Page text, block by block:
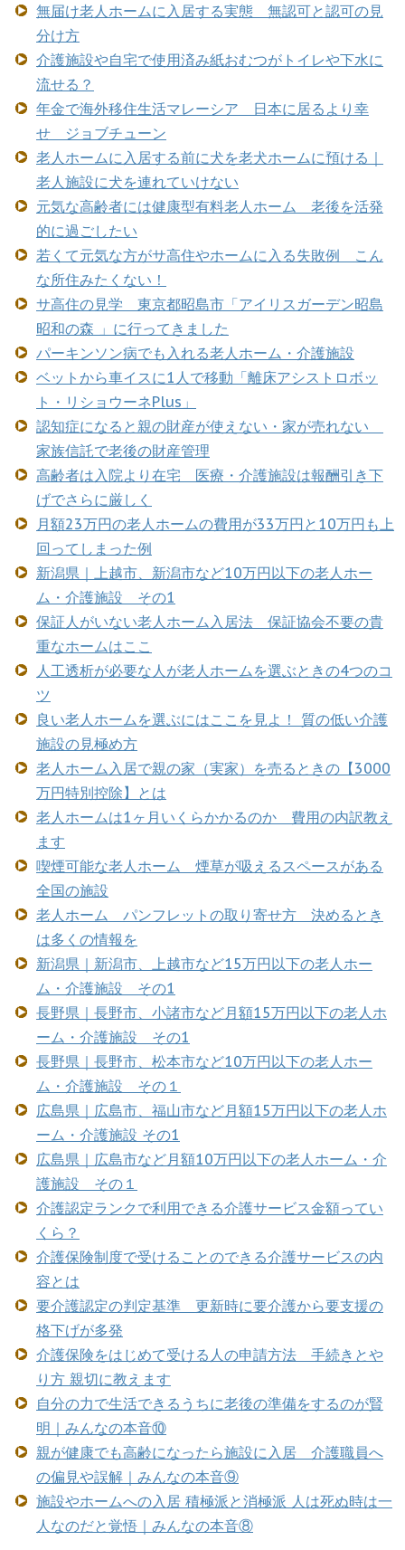
無届け老人ホームに入居する実態 無認可と認可の見
分け方
介護施設や自宅で使用済み紙おむつがトイレや下水に
流せる？
年金で海外移住生活マレーシア 日本に居るより幸
せ ジョブチューン
老人ホームに入居する前に犬を老犬ホームに預ける｜
老人施設に犬を連れていけない
元気な高齢者には健康型有料老人ホーム 老後を活発
的に過ごしたい
若くて元気な方がサ高住やホームに入る失敗例 こん
な所住みたくない！
サ高住の見学 東京都昭島市「アイリスガーデン昭島
昭和の森 」に行ってきました
パーキンソン病でも入れる老人ホーム・介護施設
ベットから車イスに1人で移動「離床アシストロボッ
ト・リショウーネPlus」
認知症になると親の財産が使えない・家が売れない
家族信託で老後の財産管理
高齢者は入院より在宅 医療・介護施設は報酬引き下
げでさらに厳しく
月額23万円の老人ホームの費用が33万円と10万円も上
回ってしまった例
新潟県｜上越市、新潟市など10万円以下の老人ホー
ム・介護施設 その1
保証人がいない老人ホーム入居法 保証協会不要の貴
重なホームはここ
人工透析が必要な人が老人ホームを選ぶときの4つのコ
ツ
良い老人ホームを選ぶにはここを見よ！ 質の低い介護
施設の見極め方
老人ホーム入居で親の家（実家）を売るときの【3000
万円特別控除】とは
老人ホームは1ヶ月いくらかかるのか 費用の内訳教え
ます
喫煙可能な老人ホーム 煙草が吸えるスペースがある
全国の施設
老人ホーム パンフレットの取り寄せ方 決めるとき
は多くの情報を
新潟県｜新潟市、上越市など15万円以下の老人ホー
ム・介護施設 その1
長野県｜長野市、小諸市など月額15万円以下の老人ホ
ーム・介護施設 その1
長野県｜長野市、松本市など10万円以下の老人ホー
ム・介護施設 その１
広島県｜広島市、福山市など月額15万円以下の老人ホ
ーム・介護施設 その1
広島県｜広島市など月額10万円以下の老人ホーム・介
護施設 その１
介護認定ランクで利用できる介護サービス金額ってい
くら？
介護保険制度で受けることのできる介護サービスの内
容とは
要介護認定の判定基準 更新時に要介護から要支援の
格下げが多発
介護保険をはじめて受ける人の申請方法 手続きとや
り方 親切に教えます
自分の力で生活できるうちに老後の準備をするのが賢
明｜みんなの本音⑩
親が健康でも高齢になったら施設に入居 介護職員へ
の偏見や誤解｜みんなの本音⑨
施設やホームへの入居 積極派と消極派 人は死ぬ時は一
人なのだと覚悟｜みんなの本音⑧